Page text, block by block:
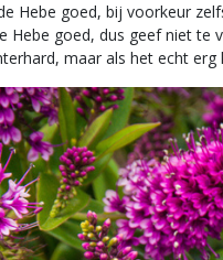
Hebe goed, bij voorkeur
Hebe goed, dus geef niet te
maar als het echt